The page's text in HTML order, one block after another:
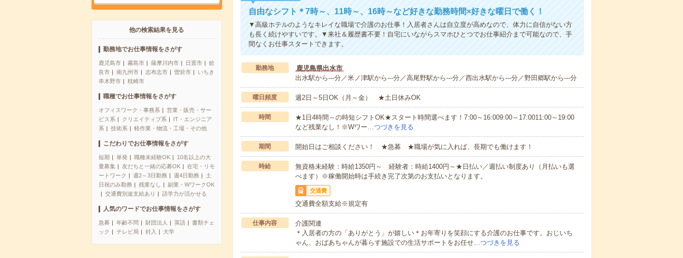
他の検索結果を見る
勤務地でお仕事情報をさがす
鹿児島市 霧島市 薩摩川内市 日置市
姶
良市
南九州市 志布志市 曽於市
いちき
串木野市
枕崎市
職種でお仕事情報をさがす
オフィスワーク・事務系
営業・販売・サー
ビス系
クリエイティブ系
IT・エンジニア
系
技術系 軽作業・物流・工場・その他
こだわりでお仕事情報をさがす
短期 単発 職種未経験OK
10名以上の大
量募集
友だちと一緒の応募OK
在宅・リモ
ートワーク
週2～3日勤務 週4日勤務
土
日祝のみ勤務
残業なし
副業・WワークOK
交通費別途支給あり
語学力が活かせる
人気のワードでお仕事情報をさがす
急募 年齢不問 財団法人 英語
書類チェ
ック
テレビ局 封入 大学
自由なシフト＊7時～、11時～、16時～など好きな勤務時間×好きな曜日で働く！
▼高級ホテルのようなキレイな職場で介護のお仕事！入居者さんは自立度が高めなので、体力に自信がない方
も長く続けやすいです。▼来社＆履歴書不要！自宅にいながらスマホひとつでお仕事紹介まで可能なので、手
間なくお仕事スタートできます。
勤務地
鹿児島県出水市
出水駅から---分／米ノ津駅から---分／高尾野駅から---分／西出水駅から---分／野田郷駅から---分
曜日頻度 週2日～5日OK（月～金） ★土日休みOK
時間
★1日4時間～の時短シフトOK★スタート時間選べます！7:00～16:009:00～17:0011:00～19:00
など残業なし！※Wワー…つづきを見る
期間 開始日はご相談ください！ ★急募 ★職場が気に入れば、長期でも働けます！
時給
無資格未経験：時給1350円～ 経験者：時給1400円～★日払い／週払い制度あり（月払いも選
べます）※稼働開始時は手続き完了次第のお支払いとなります。
交通費
交通費全額支給※規定有
仕事内容
介護関連
＊入居者の方の「ありがとう」が嬉しい＊お年寄りを笑顔にする介護のお仕事です。おじいち
ゃん、おばあちゃんが暮らす施設での生活サポートをお任せ…つづきを見る